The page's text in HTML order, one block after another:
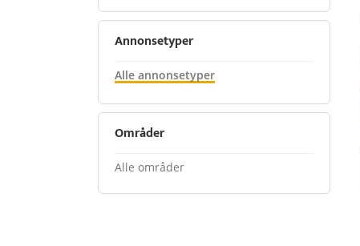
Annonsetyper
Alle annonsetyper
Områder
Alle områder